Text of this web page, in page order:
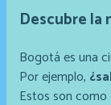
Descubre la
Bogotá es una
Por ejemplo,
Estos son como